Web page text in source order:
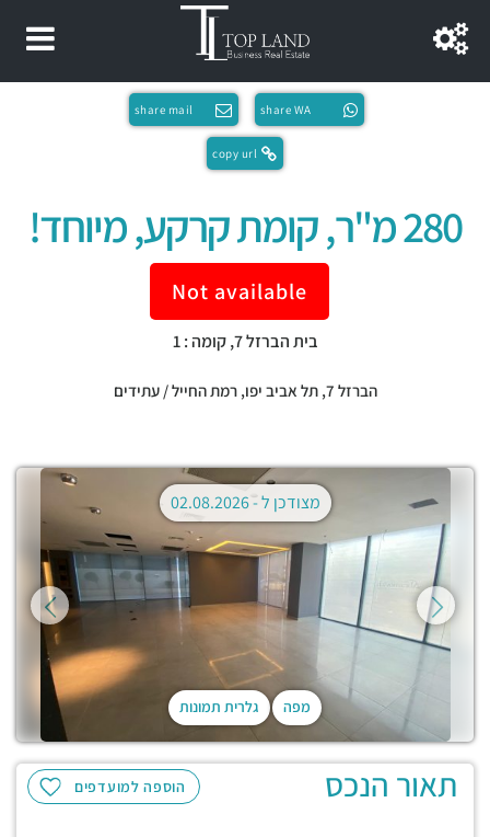
share WA
share mail
copy url
280 מ"ר, קומת קרקע, מיוחד!
Not available
בית הברזל 7, קומה : 1
הברזל 7, תל אביב יפו,רמת החייל / עתידים
מפה גלרית תמונות
מצודכן ל -02.08.2026
הוספה למועדפים תאור הנכס